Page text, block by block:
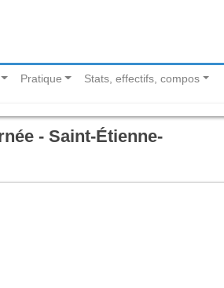
Pratique Stats, effectifs, compos
- Saint-Étienne-